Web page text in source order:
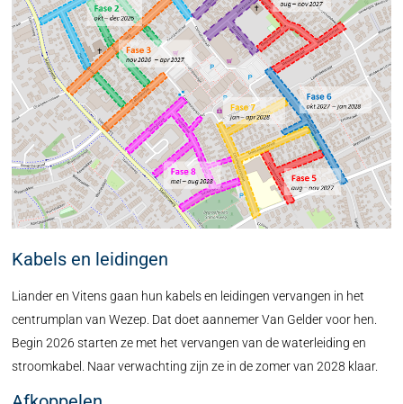
Kabels en leidingen
Liander en Vitens gaan hun kabels en leidingen vervangen in het
centrumplan van Wezep. Dat doet aannemer Van Gelder voor hen.
Begin 2026 starten ze met het vervangen van de waterleiding en
stroomkabel. Naar verwachting zijn ze in de zomer van 2028 klaar.